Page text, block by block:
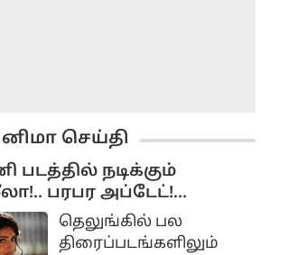
செய்தி
படத்தில் நடிக்கும்
பரபர அப்டேட்!...
தெலுங்கில் பல
திரைப்படங்களிலும்